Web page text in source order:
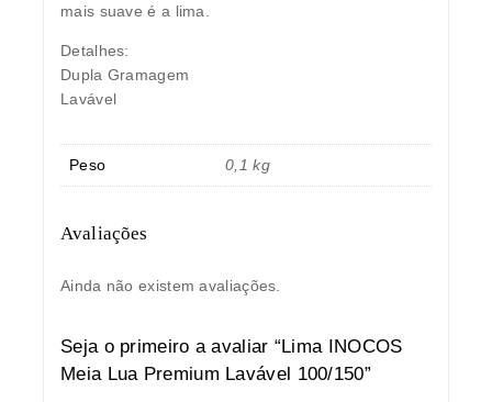
mais suave é a lima.
Detalhes:
Dupla Gramagem
Lavável
Peso 0,1 kg
Avaliações
Ainda não existem avaliações.
Seja o primeiro a avaliar “Lima INOCOS
Meia Lua Premium Lavável 100/150”